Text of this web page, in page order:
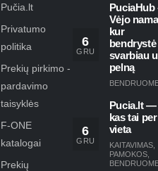
Pučia.lt
Privatumo
politika
Prekių pirkimo -
pardavimo
taisyklės
F-ONE
katalogai
Prekių
6
GRU
PuciaHub
Vėjo
kur
bendrystė
svarbiau
pelną
6
GRU
Pucia.lt —
kas tai per
vieta
KAITAVIMAS
PAMOKOS